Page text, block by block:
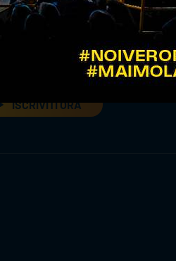
ISCRIVITI ORA